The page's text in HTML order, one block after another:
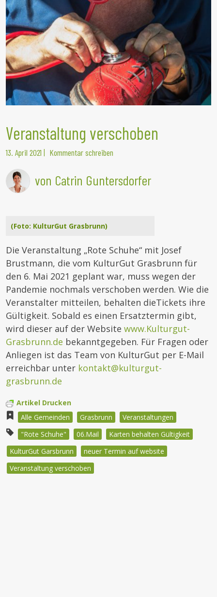
Veranstaltung verschoben
13. April 2021 | Kommentar schreiben
von Catrin Guntersdorfer
(Foto: KulturGut Grasbrunn)
Die Veranstaltung „Rote Schuhe“ mit Josef
Brustmann, die vom KulturGut Grasbrunn für
den 6. Mai 2021 geplant war, muss wegen der
Pandemie nochmals verschoben werden. Wie die
Veranstalter mitteilen, behalten dieTickets ihre
Gültigkeit. Sobald es einen Ersatztermin gibt,
wird dieser auf der Website www.Kulturgut-
Grasbrunn.de bekanntgegeben. Für Fragen oder
Anliegen ist das Team von KulturGut per E-Mail
erreichbar unter kontakt@kulturgut-
grasbrunn.de
Artikel Drucken
Alle Gemeinden
Grasbrunn
Veranstaltungen
"Rote Schuhe"
06.Mail
Karten behalten Gültigkeit
KulturGut Garsbrunn
neuer Termin auf website
Veranstaltung verschoben